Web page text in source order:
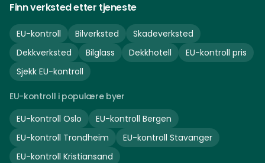
Finn verksted etter tjeneste
EU-kontroll Bilverksted
Skadeverksted
Dekkverksted
Bilglass Dekkhotell
EU-kontroll pris
Sjekk EU-kontroll
EU-kontroll i populære byer
EU-kontroll Oslo EU-kontroll Bergen
EU-kontroll Trondheim EU-kontroll Stavanger
EU-kontroll Kristiansand